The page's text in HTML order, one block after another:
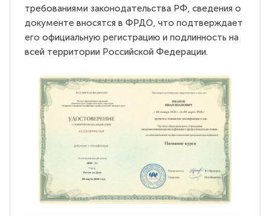
требованиями законодательства РФ, сведения о
документе вносятся в ФРДО, что подтверждает
его официальную регистрацию и подлинность на
всей территории Российской Федерации.